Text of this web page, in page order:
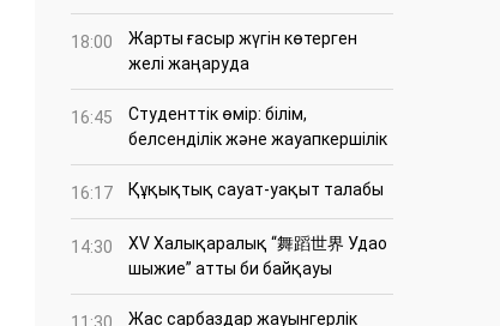
18:00
Жарты ғасыр жүгін көтерген
желі жаңаруда
16:45
Студенттік өмір: білім,
белсенділік және жауапкершілік
16:17 Құқықтық сауат-уақыт талабы
14:30
XV Халықаралық “舞蹈世界 Удао
шыжие” атты би байқауы
Жас сарбаздар жауынгерлік